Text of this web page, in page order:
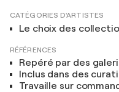
CATÉGORIES D'ARTISTES
Le choix des
RÉFÉRENCES
Repéré par des
Inclus dans des
Travaille sur